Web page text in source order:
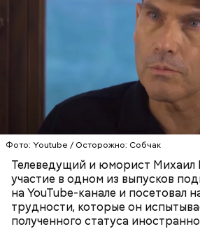
Фото: Youtube / Осторожно: Собчак
Телеведущий и юморист
участие в одном из выпусков
на YouTube-канале и посетовал
трудности, которые он
полученного статуса
с сахарным диабетом;
лишним весом.